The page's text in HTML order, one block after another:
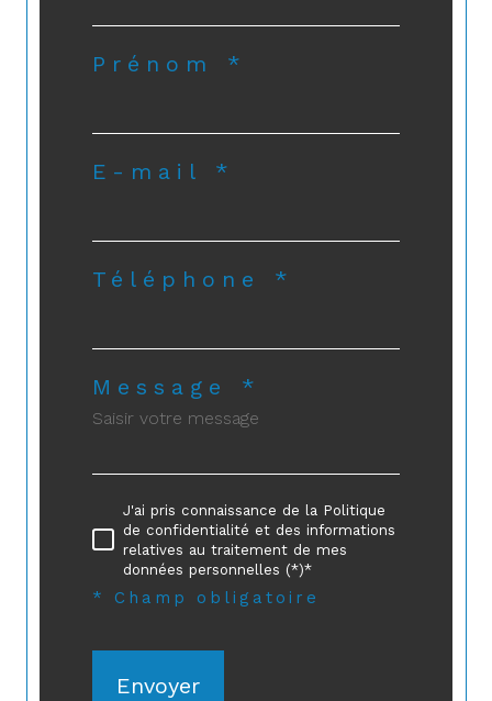
Prénom *
E-mail *
Téléphone *
Message *
J'ai pris connaissance de la Politique
de confidentialité et des informations
relatives au traitement de mes
données personnelles (*)*
* Champ obligatoire
Envoyer